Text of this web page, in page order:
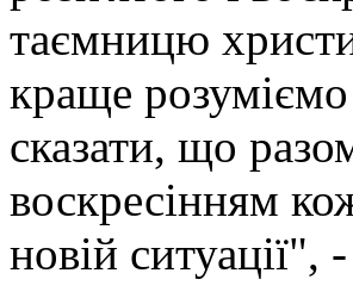
таємницю
краще
сказати, що
воскресінням
новій ситуації",